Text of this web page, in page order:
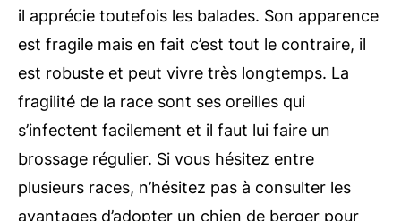
il apprécie toutefois les balades. Son apparence
est fragile mais en fait c’est tout le contraire, il
est robuste et peut vivre très longtemps. La
fragilité de la race sont ses oreilles qui
s’infectent facilement et il faut lui faire un
brossage régulier. Si vous hésitez entre
plusieurs races, n’hésitez pas à consulter les
avantages d’adopter un chien de berger pour